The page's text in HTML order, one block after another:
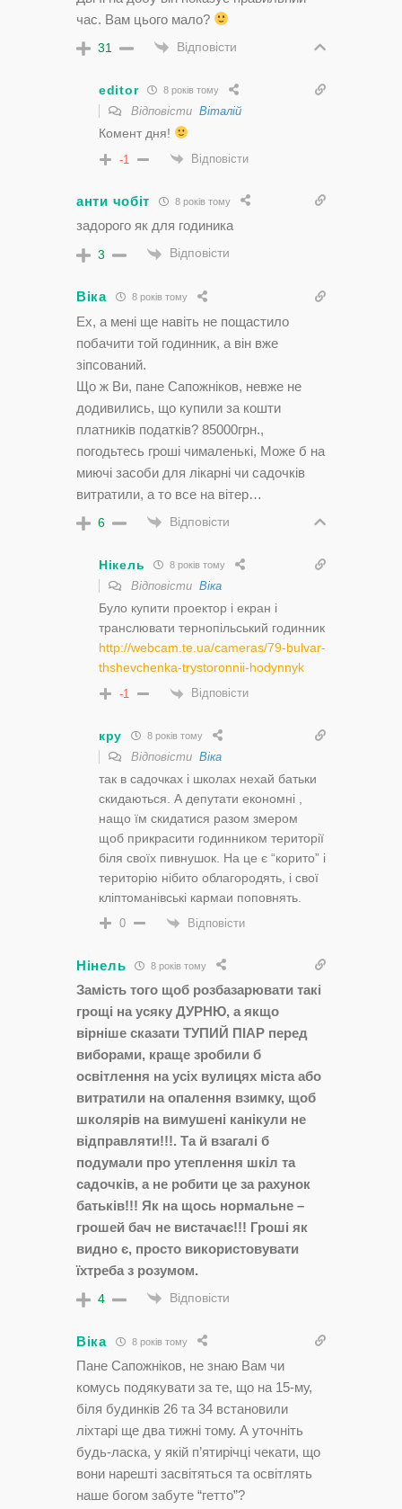
час. Вам цього мало?
31 Відповісти
editor 8 років тому
Відповісти Віталій
Комент дня!
-1 Відповісти
анти чобіт 8 років тому
задорого як для годиника
3 Відповісти
Віка 8 років тому
Ех, а мені ще навіть не пощастило
побачити той годинник, а він вже
зіпсований.
Що ж Ви, пане Сапожніков, невже не
додивились, що купили за кошти
платників податків? 85000грн.,
погодьтесь гроші чималенькі, Може б на
миючі засоби для лікарні чи садочків
витратили, а то все на вітер…
6 Відповісти
Нікель 8 років тому
Відповісти Віка
Було купити проектор і екран і
транслювати тернопільський годинник
http://webcam.te.ua/cameras/79-bulvar-
thshevchenka-trystoronnii-hodynnyk
-1 Відповісти
кру 8 років тому
Відповісти Віка
так в садочках і школах нехай батьки
скидаються. А депутати економні ,
нащо їм скидатися разом змером
щоб прикрасити годинником території
біля своїх пивнушок. На це є “корито” і
територію нібито облагородять, і свої
кліптоманівські кармаи поповнять.
0 Відповісти
Нінель 8 років тому
Замість того щоб розбазарювати такі
грощі на усяку ДУРНЮ, а якщо
вірніше сказати ТУПИЙ ПІАР перед
виборами, краще зробили б
освітлення на усіх вулицях міста або
витратили на опалення взимку, щоб
школярів на вимушені канікули не
відправляти!!!. Та й взагалі б
подумали про утеплення шкіл та
садочків, а не робити це за рахунок
батьків!!! Як на щось нормальне –
грошей бач не вистачає!!! Гроші як
видно є, просто використовувати
їхтреба з розумом.
4 Відповісти
Віка 8 років тому
Пане Сапожніков, не знаю Вам чи
комусь подякувати за те, що на 15-му,
біля будинків 26 та 34 встановили
ліхтарі ще два тижні тому. А уточніть
будь-ласка, у якій п’ятирічці чекати, що
вони нарешті засвітяться та освітлять
наше богом забуте “гетто”?